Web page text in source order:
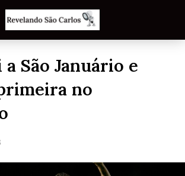
a São Januário e
no